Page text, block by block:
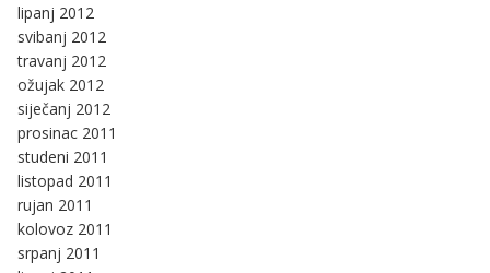
lipanj 2012
svibanj 2012
travanj 2012
ožujak 2012
siječanj 2012
prosinac 2011
studeni 2011
listopad 2011
rujan 2011
kolovoz 2011
srpanj 2011